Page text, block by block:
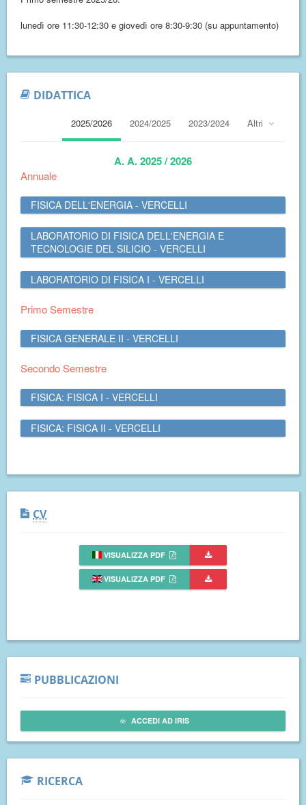
lunedì ore 11:30-12:30 e giovedì ore 8:30-9:30 (su appuntamento)
DIDATTICA
2025/2026 2024/2025 2023/2024 Altri
A. A. 2025 / 2026
Annuale
FISICA DELL'ENERGIA - VERCELLI
LABORATORIO DI FISICA DELL'ENERGIA E
TECNOLOGIE DEL SILICIO - VERCELLI
LABORATORIO DI FISICA I - VERCELLI
Primo Semestre
FISICA GENERALE II - VERCELLI
Secondo Semestre
FISICA: FISICA I - VERCELLI
FISICA: FISICA II - VERCELLI
CV
VISUALIZZA PDF
VISUALIZZA PDF
PUBBLICAZIONI
ACCEDI AD IRIS
RICERCA